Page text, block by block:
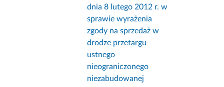
dnia 8 lutego 2012 r. w
sprawie wyrażenia
zgody na sprzedaż w
drodze przetargu
ustnego
nieograniczonego
niezabudowanej